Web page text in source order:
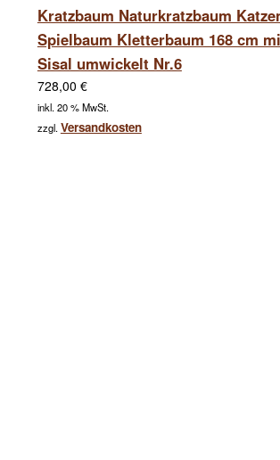
Kratzbaum Naturkratzbaum
Spielbaum Kletterbaum 168 cm
Sisal umwickelt Nr.6
728,00 €
inkl. 20 % MwSt.
zzgl. Versandkosten